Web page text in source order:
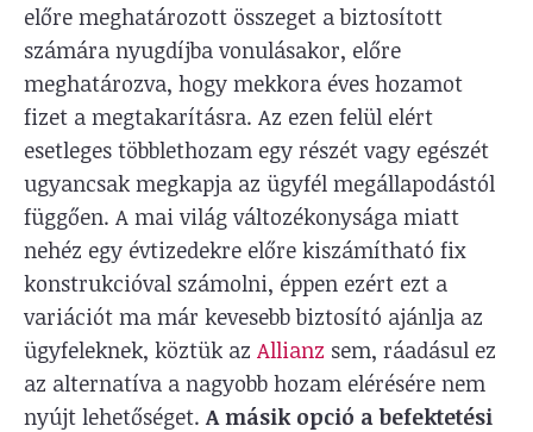
előre meghatározott összeget a biztosított
számára nyugdíjba vonulásakor, előre
meghatározva, hogy mekkora éves hozamot
fizet a megtakarításra. Az ezen felül elért
esetleges többlethozam egy részét vagy egészét
ugyancsak megkapja az ügyfél megállapodástól
függően. A mai világ változékonysága miatt
nehéz egy évtizedekre előre kiszámítható fix
konstrukcióval számolni, éppen ezért ezt a
variációt ma már kevesebb biztosító ajánlja az
ügyfeleknek, köztük az Allianz sem, ráadásul ez
az alternatíva a nagyobb hozam elérésére nem
nyújt lehetőséget. A másik opció a befektetési